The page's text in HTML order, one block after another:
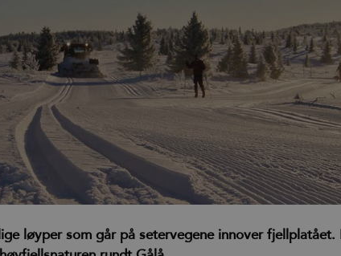
løyper som går på setervegene innover